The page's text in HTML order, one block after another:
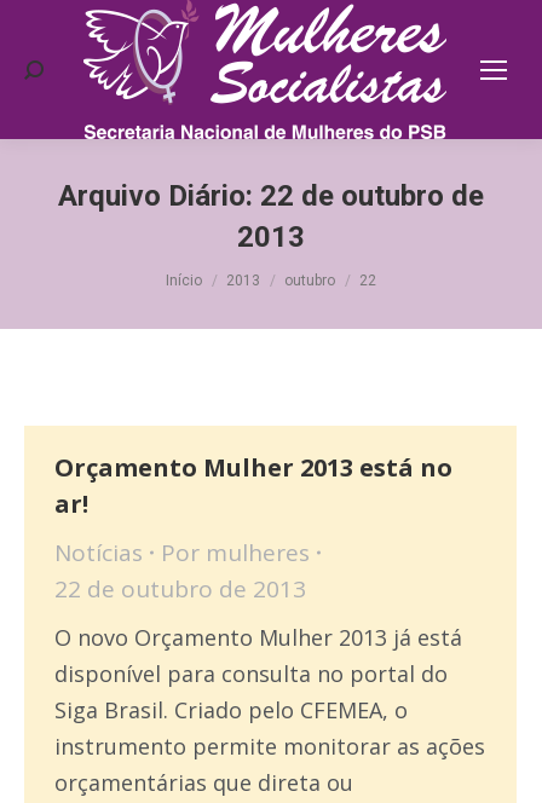
Search:
Arquivo Diário: 22 de outubro de
2013
Você está aqui:
Início 2013 outubro 22
Orçamento Mulher 2013 está no
ar!
Notícias Por mulheres
22 de outubro de 2013
O novo Orçamento Mulher 2013 já está
disponível para consulta no portal do
Siga Brasil. Criado pelo CFEMEA, o
instrumento permite monitorar as ações
orçamentárias que direta ou